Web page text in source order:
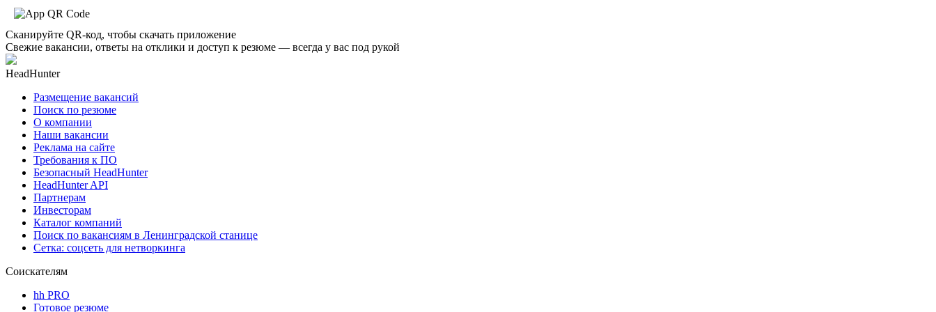
Сканируйте QR-код, чтобы скачать приложение
Свежие вакансии, ответы на отклики и доступ к резюме — всегда у вас под рукой
HeadHunter
Размещение вакансий
Поиск по резюме
О компании
Наши вакансии
Реклама на сайте
Требования к ПО
Безопасный HeadHunter
HeadHunter API
Партнерам
Инвесторам
Каталог компаний
Поиск по вакансиям в Ленинградской станице
Сетка: соцсеть для нетворкинга
Соискателям
hh PRO
Готовое резюме